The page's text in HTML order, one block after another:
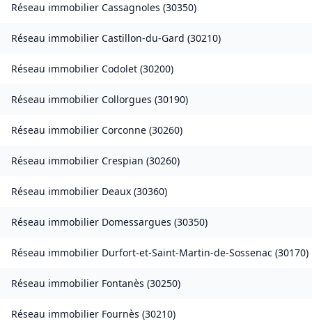
Réseau immobilier Cassagnoles (30350)
Réseau immobilier Castillon-du-Gard (30210)
Réseau immobilier Codolet (30200)
Réseau immobilier Collorgues (30190)
Réseau immobilier Corconne (30260)
Réseau immobilier Crespian (30260)
Réseau immobilier Deaux (30360)
Réseau immobilier Domessargues (30350)
Réseau immobilier Durfort-et-Saint-Martin-de-Sossenac (30170)
Réseau immobilier Fontanès (30250)
Réseau immobilier Fournès (30210)